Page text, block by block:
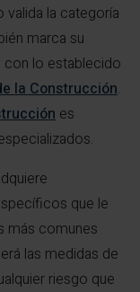
valida la categoría
marca su
con lo establecido
la Construcción.
es
que le
más comunes
las medidas de
riesgo que